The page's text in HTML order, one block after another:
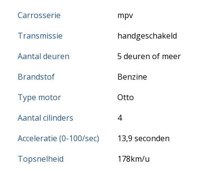
Carrosserie
mpv
Transmissie
handgeschakeld
Aantal deuren
5 deuren of meer
Brandstof
Benzine
Type motor
Otto
Aantal cilinders
4
Acceleratie (0-100/sec)
13,9 seconden
Topsnelheid
178km/u